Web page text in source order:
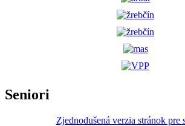
Seniori
Zjednodušená verzia stránok pre